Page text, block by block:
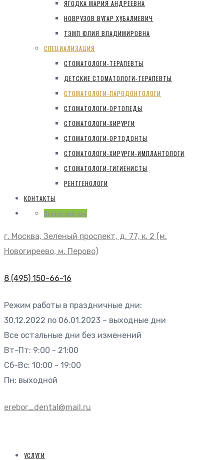
ЯГОДКА МАРИЯ АНДРЕЕВНА
НОВРУЗОВ ВУГАР ХУБАЛИЕВИЧ
ТЭМП ЮЛИЯ ВЛАДИМИРОВНА
СПЕЦИАЛИЗАЦИЯ
СТОМАТОЛОГИ-ТЕРАПЕВТЫ
ДЕТСКИЕ СТОМАТОЛОГИ-ТЕРАПЕВТЫ
СТОМАТОЛОГИ-ПАРОДОНТОЛОГИ
СТОМАТОЛОГИ-ОРТОПЕДЫ
СТОМАТОЛОГИ-ХИРУРГИ
СТОМАТОЛОГИ-ОРТОДОНТЫ
СТОМАТОЛОГИ-ХИРУРГИ-ИМПЛАНТОЛОГИ
СТОМАТОЛОГИ-ГИГИЕНИСТЫ
РЕНТГЕНОЛОГИ
КОНТАКТЫ
Перезвонить мне
г. Москва, Зеленый проспект, д. 77, к. 2 (м.
Новогиреево, м. Перово)
8 (495) 150-66-16
Режим работы в праздничные дни:
30.12.2022 по 06.01.2023 – выходные дни
Все остальные дни без изменений
Вт-Пт: 9:00 - 21:00
Сб-Вс: 10:00 - 19:00
Пн: выходной
erebor_dental@mail.ru
УСЛУГИ